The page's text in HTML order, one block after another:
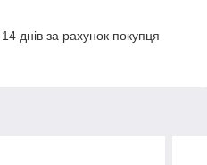
днів за рахунок покупця